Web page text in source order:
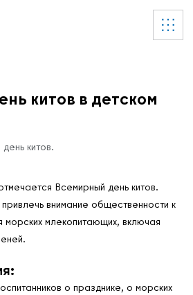
китов в детском
китов.
Всемирный день китов.
внимание общественности к
млекопитающих, включая
о празднике, о морских